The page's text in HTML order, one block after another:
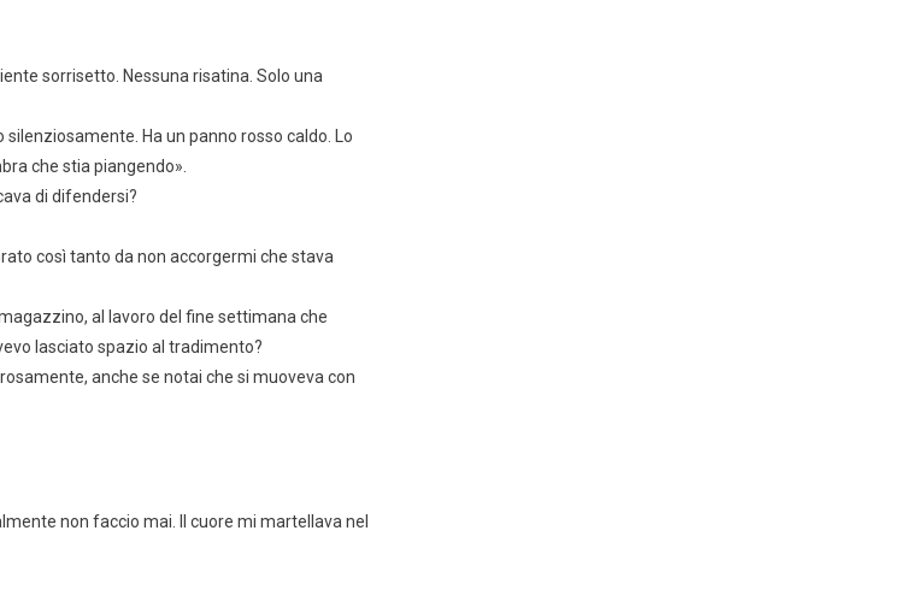
sorrisetto. Nessuna risatina. Solo una
Ha un panno rosso caldo. Lo
che stia piangendo».
di difendersi?
così tanto da non accorgermi che stava
al lavoro del fine settimana che
lasciato spazio al tradimento?
anche se notai che si muoveva con
non faccio mai. Il cuore mi martellava nel